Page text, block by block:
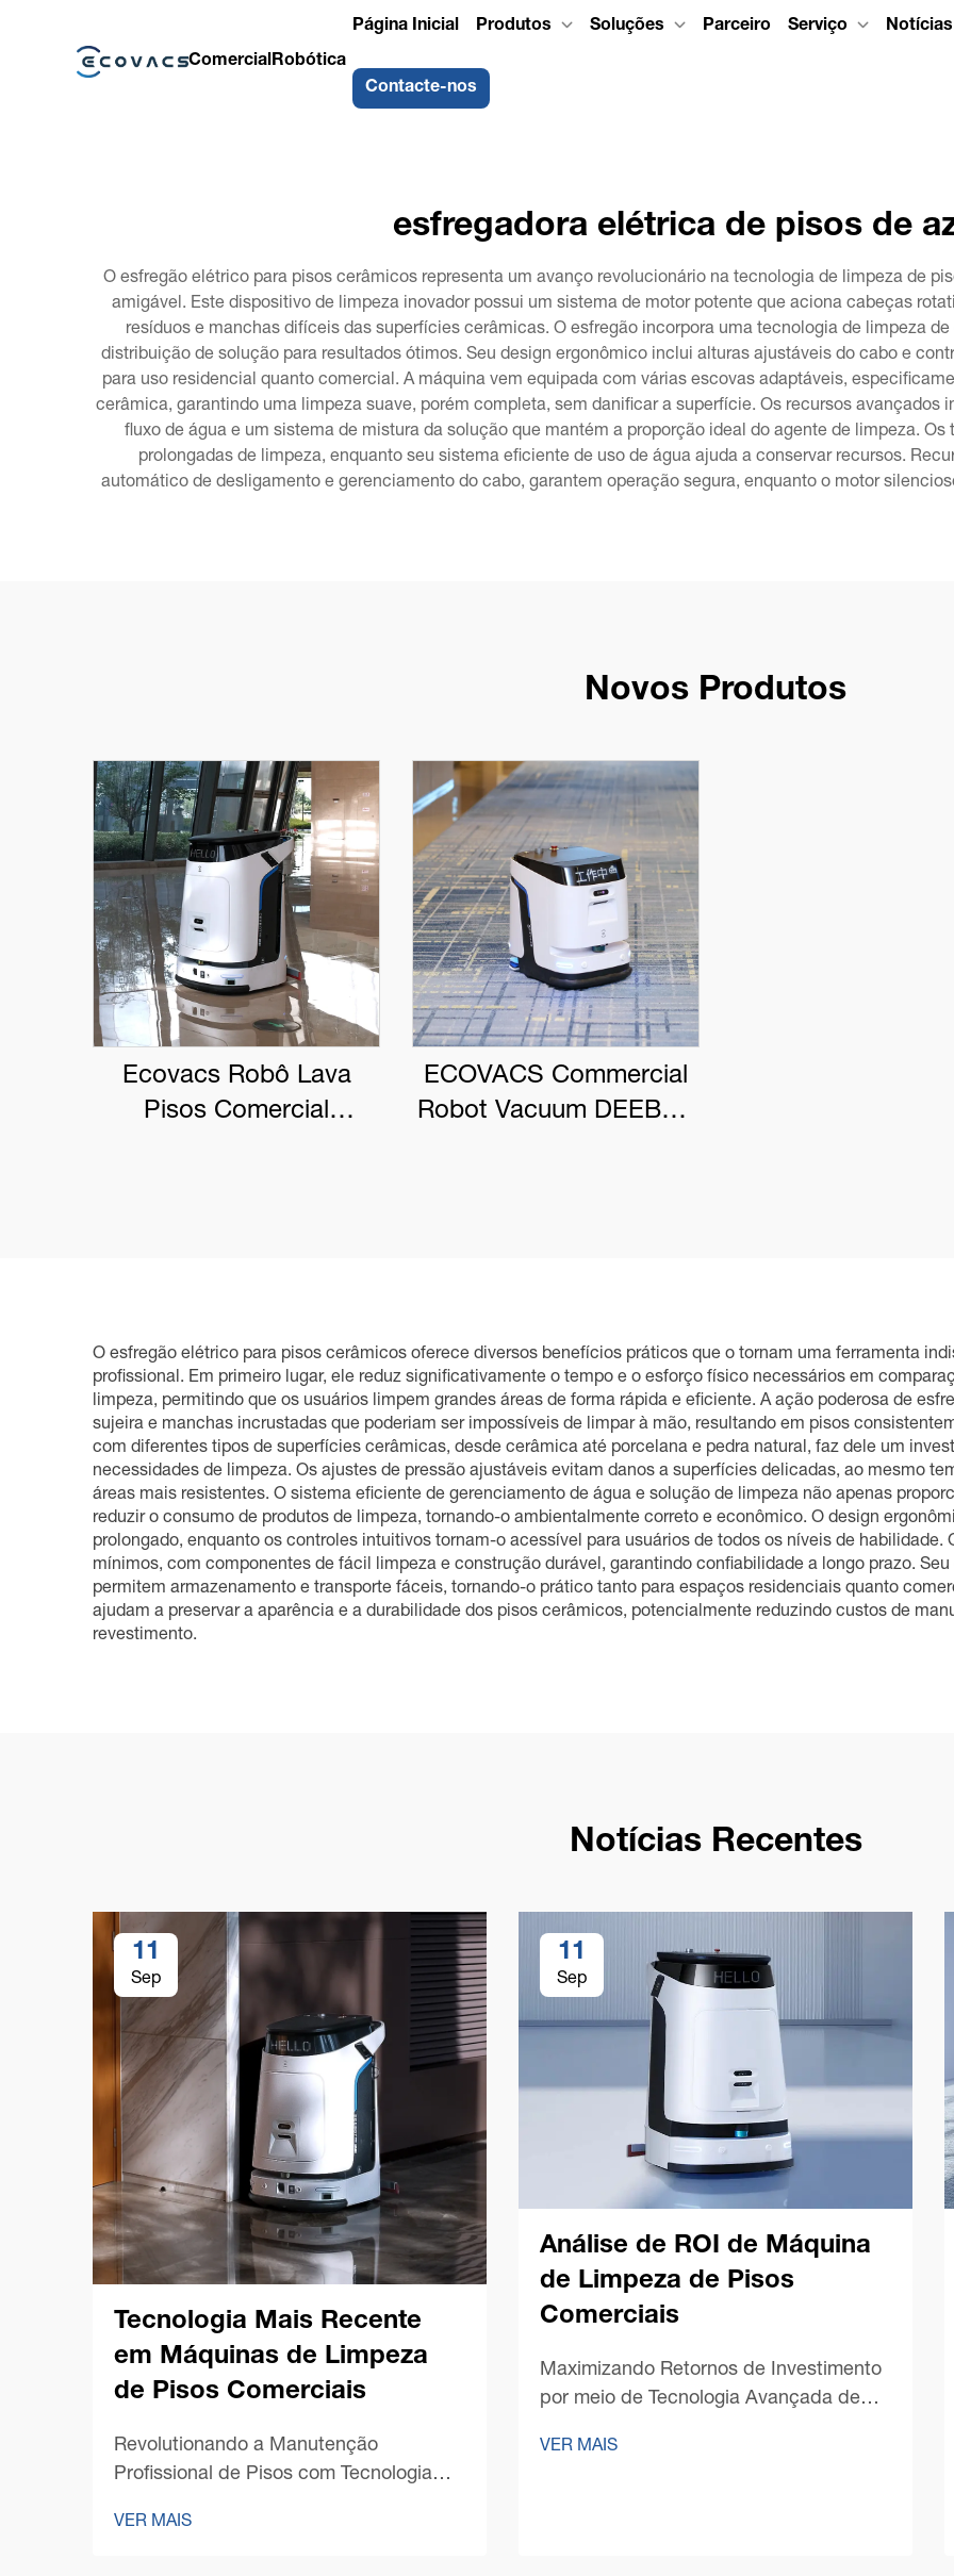
ComercialRobótica
Página Inicial Produtos Soluções Parceiro Serviço Notícias
Contacte-nos
esfregadora elétrica de pisos de
O esfregão elétrico para pisos cerâmicos representa um avanço revolucionário na tecnologia de limpeza de
amigável. Este dispositivo de limpeza inovador possui um sistema de motor potente que aciona cabeças
resíduos e manchas difíceis das superfícies cerâmicas. O esfregão incorpora uma tecnologia de limpeza
distribuição de solução para resultados ótimos. Seu design ergonômico inclui alturas ajustáveis do cabo e
para uso residencial quanto comercial. A máquina vem equipada com várias escovas adaptáveis,
cerâmica, garantindo uma limpeza suave, porém completa, sem danificar a superfície. Os recursos avançados
fluxo de água e um sistema de mistura da solução que mantém a proporção ideal do agente de limpeza.
prolongadas de limpeza, enquanto seu sistema eficiente de uso de água ajuda a conservar recursos.
automático de desligamento e gerenciamento do cabo, garantem operação segura, enquanto o motor
Novos Produtos
Ecovacs Robô Lava
Pisos Comercial
ECOVACS Commercial
Robot Vacuum DEEBOT
O esfregão elétrico para pisos cerâmicos oferece diversos benefícios práticos que o tornam uma ferramenta
profissional. Em primeiro lugar, ele reduz significativamente o tempo e o esforço físico necessários em
limpeza, permitindo que os usuários limpem grandes áreas de forma rápida e eficiente. A ação poderosa de
sujeira e manchas incrustadas que poderiam ser impossíveis de limpar à mão, resultando em pisos
com diferentes tipos de superfícies cerâmicas, desde cerâmica até porcelana e pedra natural, faz dele um
necessidades de limpeza. Os ajustes de pressão ajustáveis evitam danos a superfícies delicadas, ao mesmo
áreas mais resistentes. O sistema eficiente de gerenciamento de água e solução de limpeza não apenas
reduzir o consumo de produtos de limpeza, tornando-o ambientalmente correto e econômico. O design
prolongado, enquanto os controles intuitivos tornam-o acessível para usuários de todos os níveis de
mínimos, com componentes de fácil limpeza e construção durável, garantindo confiabilidade a longo prazo.
permitem armazenamento e transporte fáceis, tornando-o prático tanto para espaços residenciais quanto
ajudam a preservar a aparência e a durabilidade dos pisos cerâmicos, potencialmente reduzindo custos de
revestimento.
Notícias Recentes
11
Sep
Tecnologia Mais Recente
em Máquinas de Limpeza
de Pisos Comerciais
Revolutionando a Manutenção
Profissional de Pisos com Tecnologia
profissional passou por uma
VER MAIS
11
Sep
Análise de ROI de Máquina
de Limpeza de Pisos
Comerciais
Maximizando Retornos de Investimento
por meio de Tecnologia Avançada de
empresarial competitivo de hoje,
VER MAIS